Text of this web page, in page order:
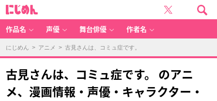
作品名 声優 舞台俳優 作者名
にじめん > アニメ > 古見さんは、コミュ症です。
古見さんは、コミュ症です。 のアニ
メ、漫画情報・声優・キャラクター・